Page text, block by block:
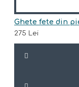
275 Lei